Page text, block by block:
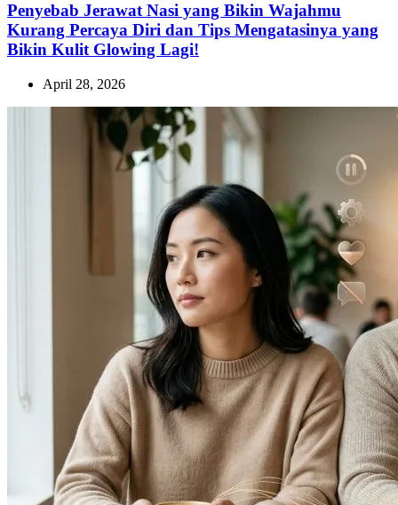
Penyebab Jerawat Nasi yang Bikin Wajahmu
Kurang Percaya Diri dan Tips Mengatasinya yang
Bikin Kulit Glowing Lagi!
April 28, 2026